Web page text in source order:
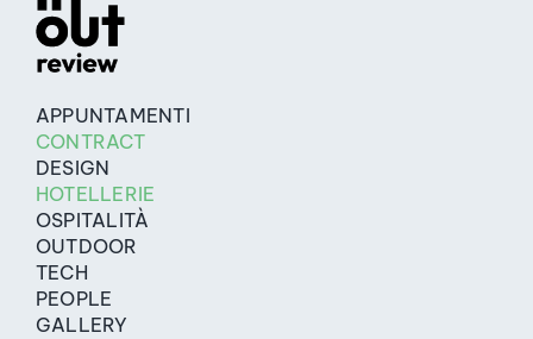
APPUNTAMENTI
CONTRACT
DESIGN
HOTELLERIE
OSPITALITÀ
OUTDOOR
TECH
PEOPLE
GALLERY